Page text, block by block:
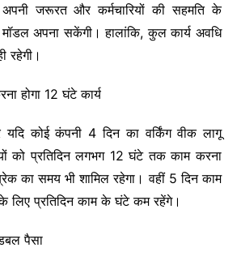
अपनी जरूरत और कर्मचारियों की सहमति के
अपना सकेंगी। हालांकि, कुल कार्य अवधि
रहेगी।
होगा 12 घंटे कार्य
कोई कंपनी 4 दिन का वर्किंग वीक लागू
को प्रतिदिन लगभग 12 घंटे तक काम करना
का समय भी शामिल रहेगा। वहीं 5 दिन काम
के लिए प्रतिदिन काम के घंटे कम रहेंगे।
पैसा